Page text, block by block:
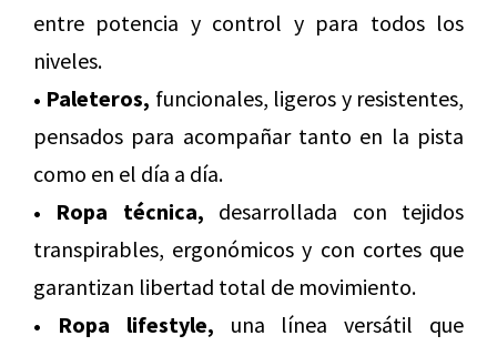
entre potencia y control y para todos los
niveles.
• Paleteros, funcionales, ligeros y resistentes,
pensados para acompañar tanto en la pista
como en el día a día.
• Ropa técnica, desarrollada con tejidos
transpirables, ergonómicos y con cortes que
garantizan libertad total de movimiento.
• Ropa lifestyle, una línea versátil que